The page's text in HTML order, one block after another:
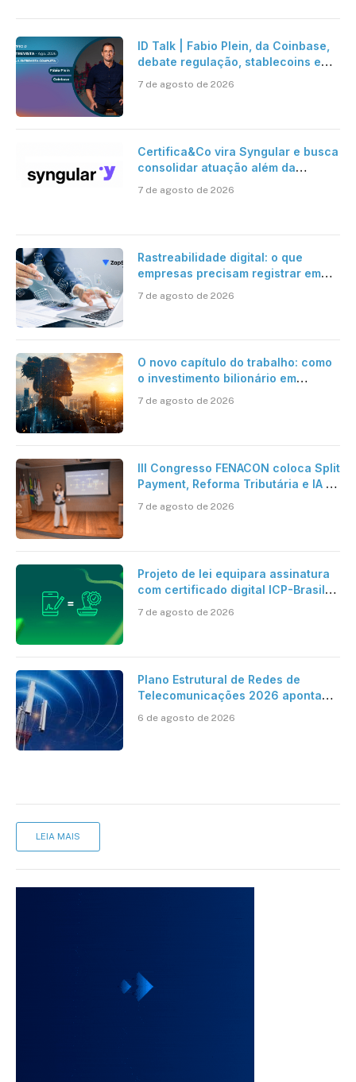
ID Talk | Fabio Plein, da Coinbase,
debate regulação, stablecoins e
7 de agosto de 2026
Certifica&Co vira Syngular e busca
consolidar atuação além da
7 de agosto de 2026
Rastreabilidade digital: o que
empresas precisam registrar em
7 de agosto de 2026
O novo capítulo do trabalho: como
o investimento bilionário em
pesquisa científica revela a
7 de agosto de 2026
III Congresso FENACON coloca Split
Payment, Reforma Tributária e IA no
centro dos debates
7 de agosto de 2026
Projeto de lei equipara assinatura
com certificado digital ICP-Brasil
ao reconhecimento de firma em
cartório
7 de agosto de 2026
Plano Estrutural de Redes de
Telecomunicações 2026 aponta
mantém desafio
6 de agosto de 2026
LEIA MAIS